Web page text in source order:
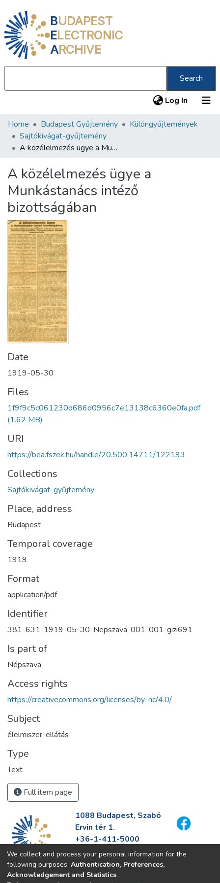
BUDAPEST
ELECTRONIC
ARCHIVE
Search
Log In (current)
Communities & Collections
All of DSpace
About us
Home Budapest Gyűjtemény
Különgyűjtemények
Sajtókivágat-gyűjtemény
A közélelmezés ügye a Munkástanács intéző bizottságában
A közélelmezés ügye a
Munkástanács intéző
bizottságában
Date
1919-05-30
Files
1f9f9c5c061230d686d0956c7e13138c6360e0fa.pdf
(1.62 MB)
URI
https://bea.fszek.hu/handle/20.500.14711/122193
Collections
Sajtókivágat-gyűjtemény
Place, address
Budapest
Temporal coverage
1919
Format
application/pdf
Identifier
381-631-1919-05-30-Nepszava-001-001-gizi691
Is part of
Népszava
Access rights
https://creativecommons.org/licenses/by-nc/4.0/
Subject
élelmiszer-ellátás
Type
Text
Full item page
1088 Budapest, Szabó
Ervin tér 1.
+36-1-411-5000
info@fszek.hu
https://fszek.hu
We collect and process your personal information for the
following purposes: Authentication, Preferences,
Acknowledgement and Statistics.